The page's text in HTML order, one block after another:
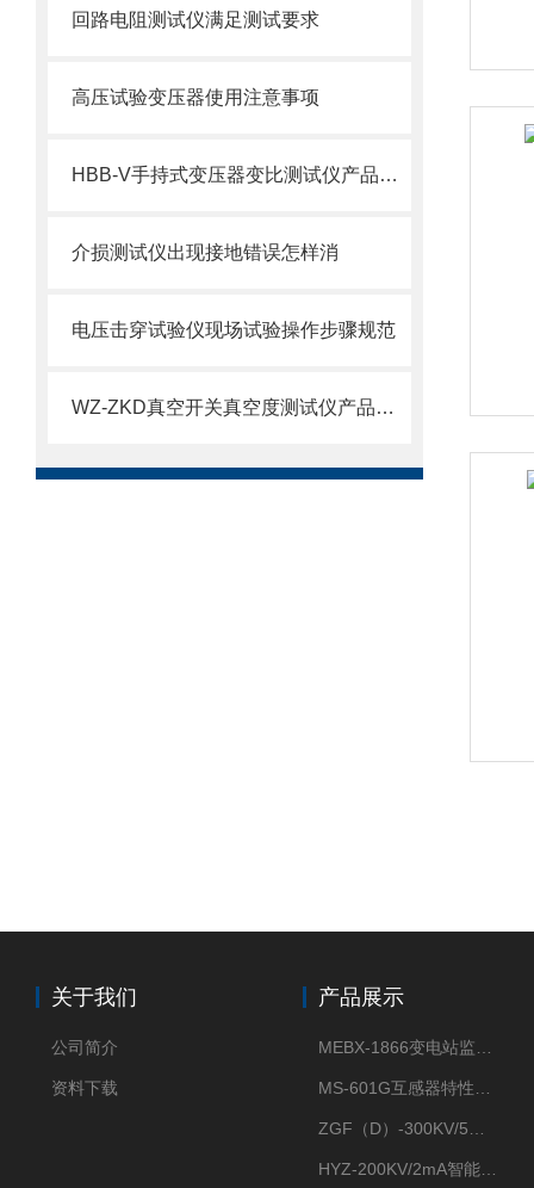
回路电阻测试仪满足测试要求
高压试验变压器使用注意事项
HBB-V手持式变压器变比测试仪产品介绍
介损测试仪出现接地错误怎样消
电压击穿试验仪现场试验操作步骤规范
WZ-ZKD真空开关真空度测试仪产品介绍
关于我们
公司简介
资料下载
产品展示